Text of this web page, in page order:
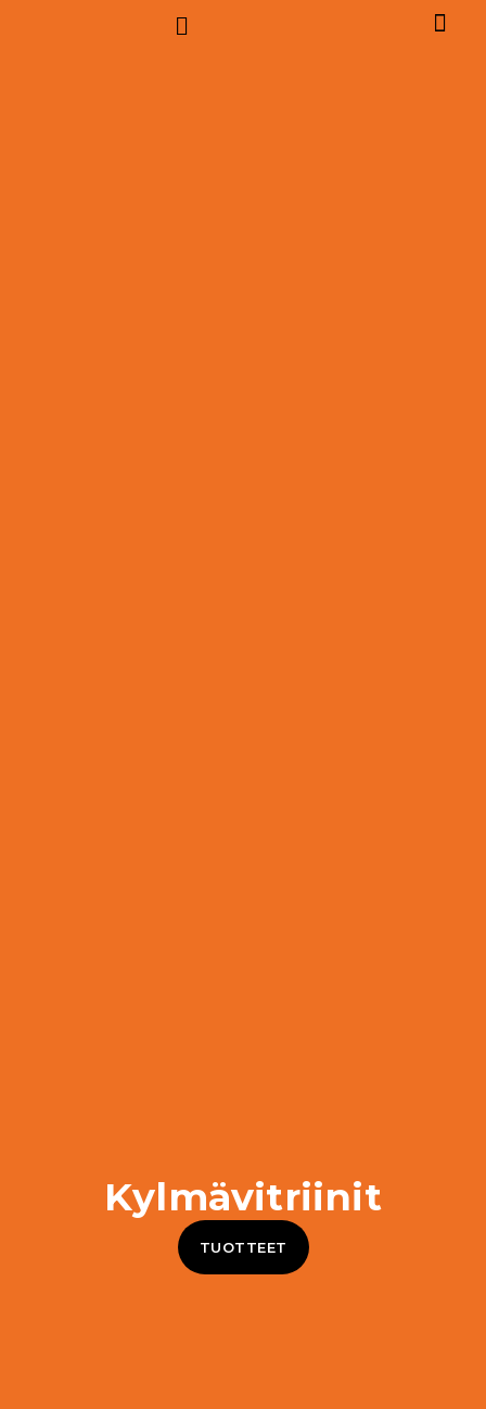
Kylmävitriinit
TUOTTEET